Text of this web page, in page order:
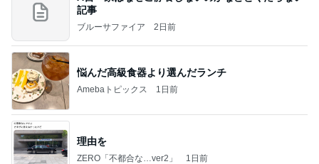
記事
ブルーサファイア 2日前
悩んだ高級食器より選んだランチ
Amebaトピックス 1日前
理由を
ZERO「不都合な…ver2」 1日前